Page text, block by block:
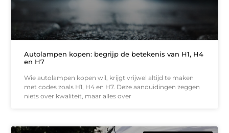
Autolampen kopen: begrijp de betekenis van H1, H4
en H7
Wie autolampen kopen wil, krijgt vrijwel altijd te maken
met codes zoals H1, H4 en H7. Deze aanduidingen zeggen
niets over kwaliteit, maar alles over